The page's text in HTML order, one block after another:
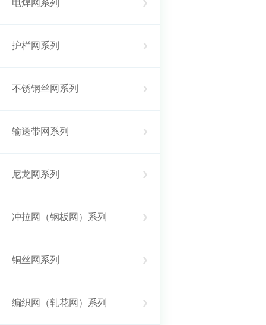
电焊网系列
护栏网系列
不锈钢丝网系列
输送带网系列
尼龙网系列
冲拉网（钢板网）系列
铜丝网系列
编织网（轧花网）系列